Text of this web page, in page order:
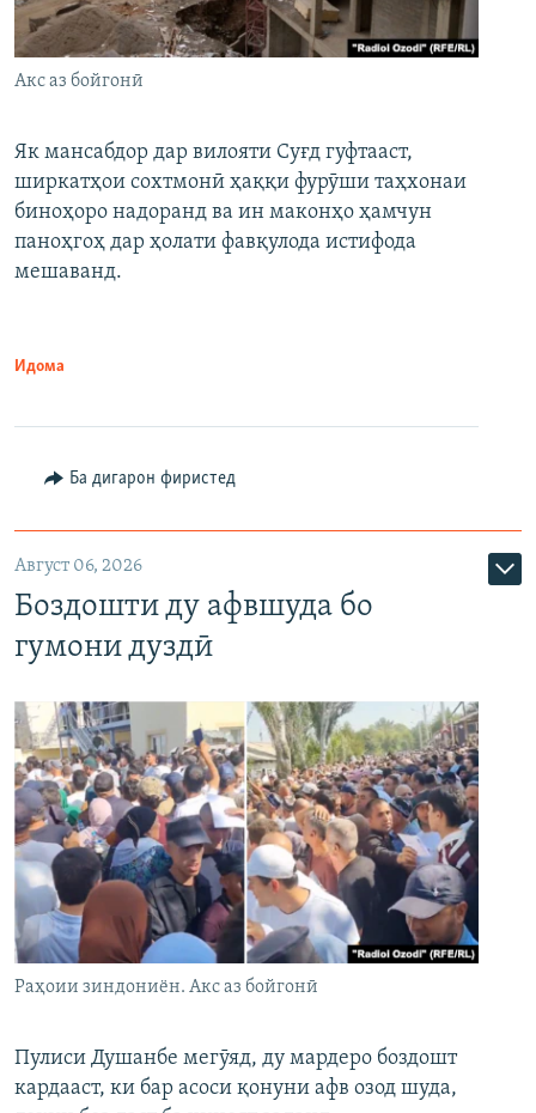
Акс аз бойгонӣ
Як мансабдор дар вилояти Суғд гуфтааст,
ширкатҳои сохтмонӣ ҳаққи фурӯши таҳхонаи
биноҳоро надоранд ва ин маконҳо ҳамчун
паноҳгоҳ дар ҳолати фавқулода истифода
мешаванд.
Идома
Ба дигарон фиристед
Август 06, 2026
Боздошти ду афвшуда бо
гумони дуздӣ
Раҳоии зиндониён. Акс аз бойгонӣ
Пулиси Душанбе мегӯяд, ду мардеро боздошт
кардааст, ки бар асоси қонуни афв озод шуда,